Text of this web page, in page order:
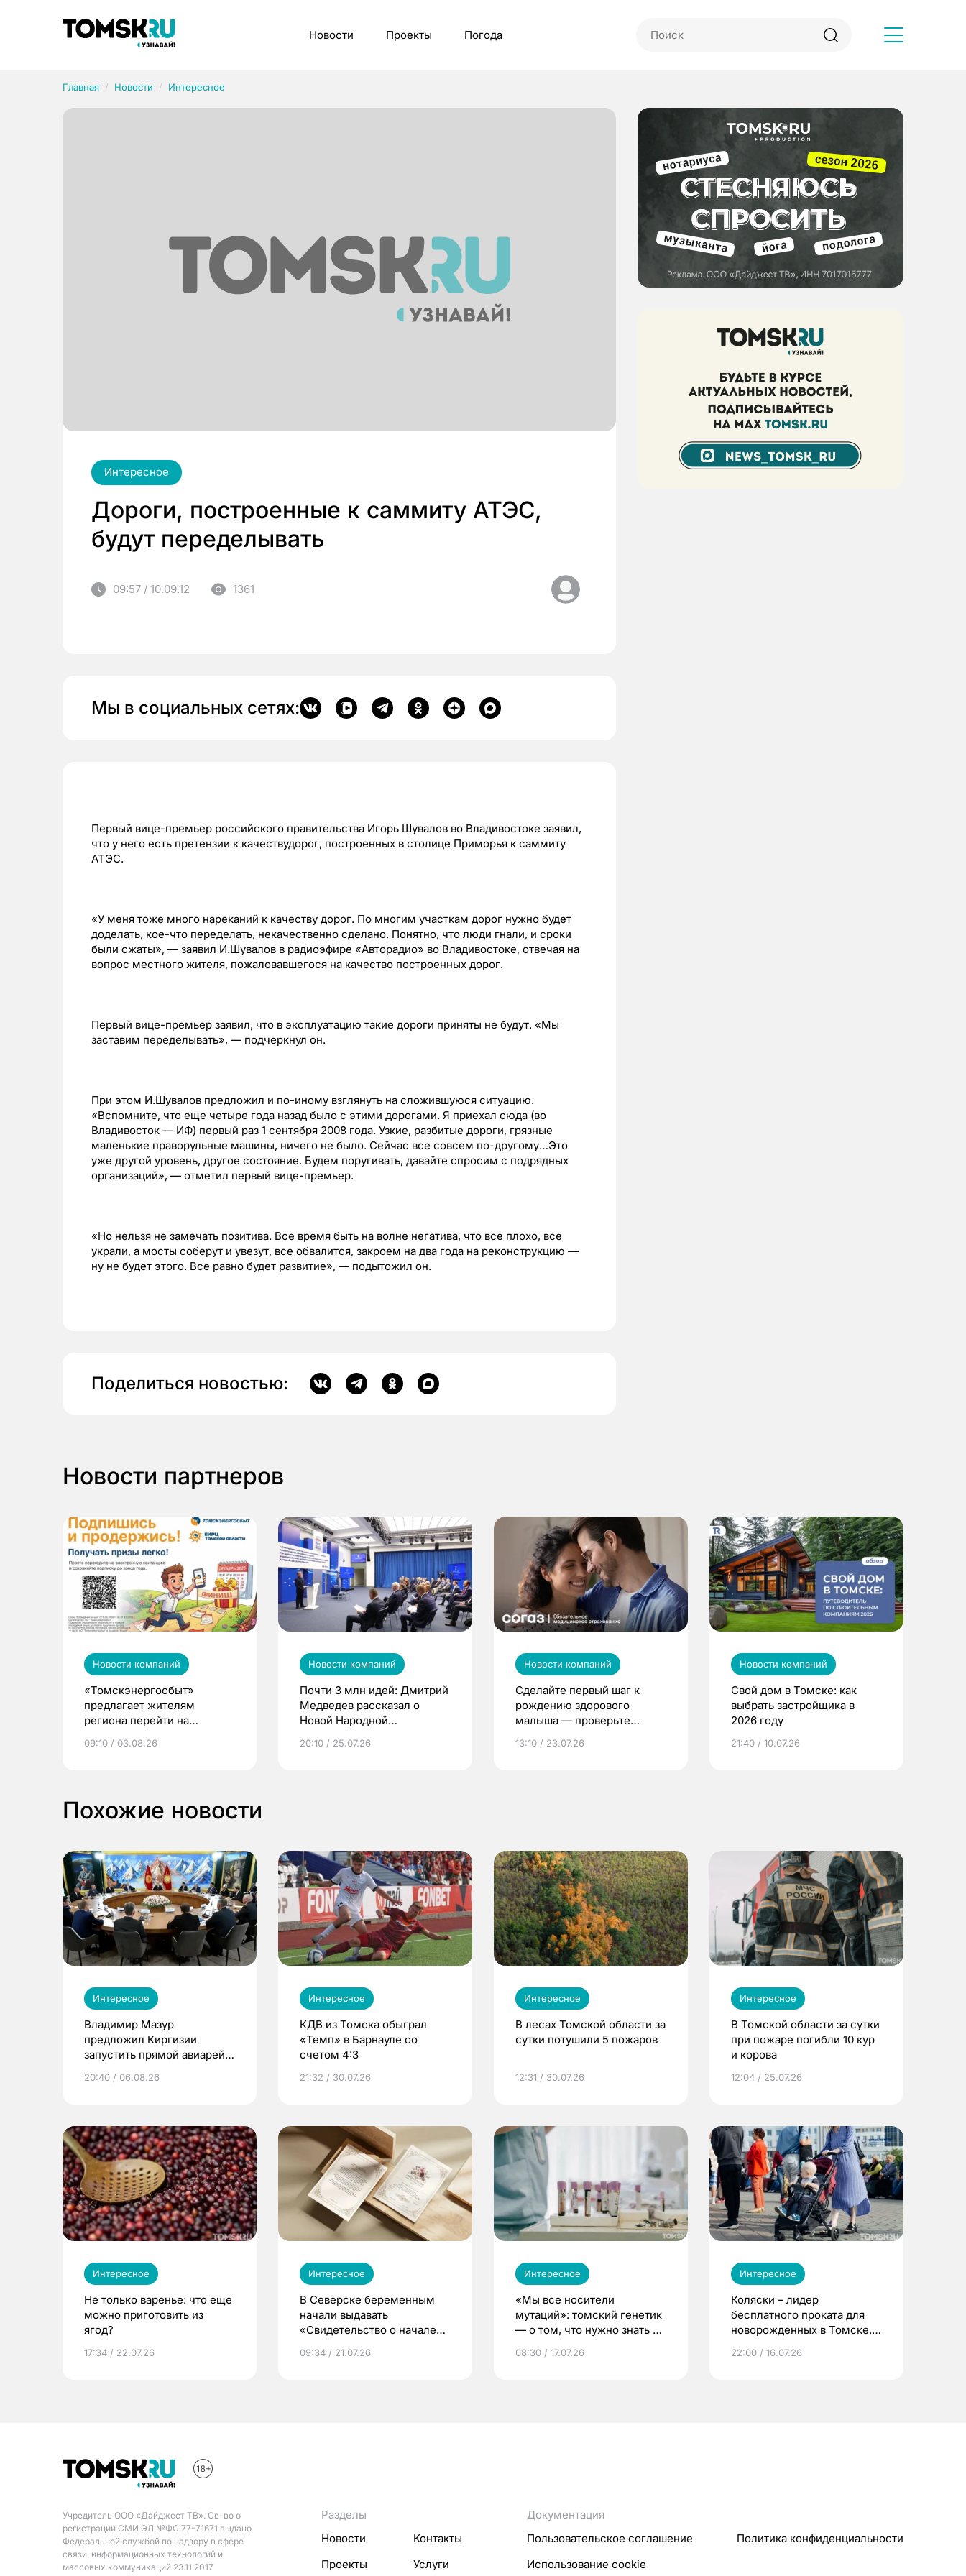
Новости Проекты Погода
Главная Новости Интересное
Интересное
Дороги, построенные к саммиту АТЭС,
будут переделывать
09:57 / 10.09.12 1361
Мы в социальных сетях:
Первый вице-премьер российского правительства Игорь Шувалов во Владивостоке заявил,
что у него есть претензии к качествудорог, построенных в столице Приморья к саммиту
АТЭС.
«У меня тоже много нареканий к качеству дорог. По многим участкам дорог нужно будет
доделать, кое-что переделать, некачественно сделано. Понятно, что люди гнали, и сроки
были сжаты», — заявил И.Шувалов в радиоэфире «Авторадио» во Владивостоке, отвечая на
вопрос местного жителя, пожаловавшегося на качество построенных дорог.
Первый вице-премьер заявил, что в эксплуатацию такие дороги приняты не будут. «Мы
заставим переделывать», — подчеркнул он.
При этом И.Шувалов предложил и по-иному взглянуть на сложившуюся ситуацию.
«Вспомните, что еще четыре года назад было с этими дорогами. Я приехал сюда (во
Владивосток — ИФ) первый раз 1 сентября 2008 года. Узкие, разбитые дороги, грязные
маленькие праворульные машины, ничего не было. Сейчас все совсем по-другому…Это
уже другой уровень, другое состояние. Будем поругивать, давайте спросим с подрядных
организаций», — отметил первый вице-премьер.
«Но нельзя не замечать позитива. Все время быть на волне негатива, что все плохо, все
украли, а мосты соберут и увезут, все обвалится, закроем на два года на реконструкцию —
ну не будет этого. Все равно будет развитие», — подытожил он.
Поделиться новостью:
Новости партнеров
Новости компаний
«Томскэнергосбыт»
предлагает жителям
региона перейти на
выиграть призы
09:10 / 03.08.26
Новости компаний
Почти 3 млн идей: Дмитрий
Медведев рассказал о
Новой Народной
20:10 / 25.07.26
Новости компаний
Сделайте первый шаг к
рождению здорового
малыша — проверьте
по ОМС!
13:10 / 23.07.26
Новости компаний
Свой дом в Томске: как
выбрать застройщика в
2026 году
21:40 / 10.07.26
Похожие новости
Интересное
Владимир Мазур
предложил Киргизии
запустить прямой авиарейс
20:40 / 06.08.26
Интересное
КДВ из Томска обыграл
«Темп» в Барнауле со
счетом 4:3
21:32 / 30.07.26
Интересное
В лесах Томской области за
сутки потушили 5 пожаров
12:31 / 30.07.26
Интересное
В Томской области за сутки
при пожаре погибли 10 кур
и корова
12:04 / 25.07.26
Интересное
Не только варенье: что еще
можно приготовить из
ягод?
17:34 / 22.07.26
Интересное
В Северске беременным
начали выдавать
«Свидетельство о начале
09:34 / 21.07.26
Интересное
«Мы все носители
мутаций»: томский генетик
— о том, что нужно знать до
08:30 / 17.07.26
Интересное
Коляски – лидер
бесплатного проката для
новорожденных в Томске.
22:00 / 16.07.26
Учредитель ООО «Дайджест ТВ». Св-во о
регистрации СМИ ЭЛ №ФС 77-71671 выдано
Федеральной службой по надзору в сфере
связи, информационных технологий и
массовых коммуникаций 23.11.2017
Разделы
Новости
Контакты
Проекты
Услуги
Документация
Пользовательское соглашение
Политика конфиденциальности
Использование cookie
Рубрики